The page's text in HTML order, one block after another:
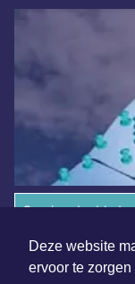
Deze website
ervoor te
Overige
Algemene